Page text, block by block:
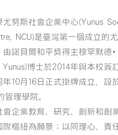
尤努斯社會企業中心(Yunus
NCU)是臺灣第一個成立的
由諾貝爾和平獎得主穆罕默德
博士於2014年與本校簽
年10月16日正式掛牌成立，設
管理學院。
會企業教育、研究、創新和創
際樞紐為願景；以同理心、責